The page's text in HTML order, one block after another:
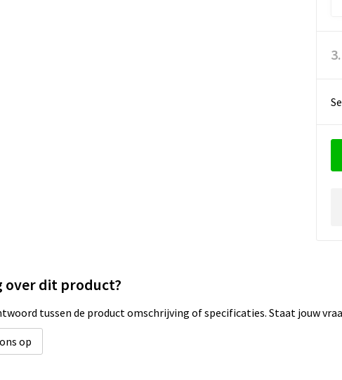
over dit product?
tussen de product omschrijving of specificaties. Staat jouw
op